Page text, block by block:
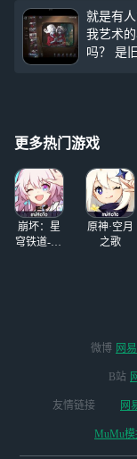
你在玩
管了。更
作来了，
拉我好
还玩三
样被折腾
就是有人
我艺术的
吗？ 是
项链，3
给旧装戴
更多热门游戏
崩坏：星
穹铁道-4.4
原神·空月
之歌
微博 网
B站
友情链接 网
MuMu